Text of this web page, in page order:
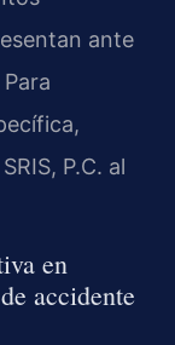
ante
P.C. al
en
accidente